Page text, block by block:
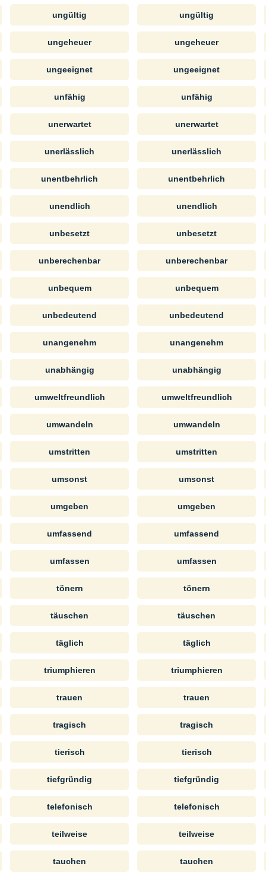
ungültig
ungeheuer
ungeeignet
unfähig
unerwartet
unerlässlich
unentbehrlich
unendlich
unbesetzt
unberechenbar
unbequem
unbedeutend
unangenehm
unabhängig
umweltfreundlich
umwandeln
umstritten
umsonst
umgeben
umfassend
umfassen
tönern
täuschen
täglich
triumphieren
trauen
tragisch
tierisch
tiefgründig
telefonisch
teilweise
tauchen
ungültig
ungeheuer
ungeeignet
unfähig
unerwartet
unerlässlich
unentbehrlich
unendlich
unbesetzt
unberechenbar
unbequem
unbedeutend
unangenehm
unabhängig
umweltfreundlich
umwandeln
umstritten
umsonst
umgeben
umfassend
umfassen
tönern
täuschen
täglich
triumphieren
trauen
tragisch
tierisch
tiefgründig
telefonisch
teilweise
tauchen